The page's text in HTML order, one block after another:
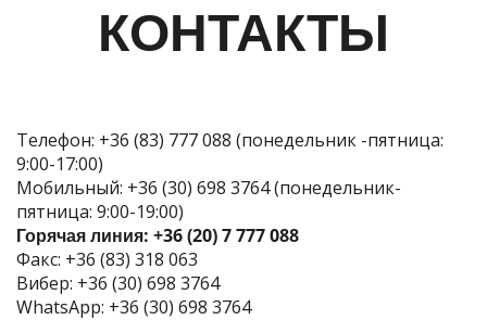
КОНТАКТЫ
Телефон: +36 (83) 777 088 (понедельник -пятница:
9:00-17:00)
Mобильный: +36 (30) 698 3764 (понедельник-
пятница: 9:00-19:00)
Горячая линия: +36 (20) 7 777 088
Факс: +36 (83) 318 063
Вибер: +36 (30) 698 3764
WhatsApp: +36 (30) 698 3764